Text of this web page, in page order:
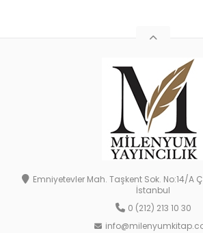
Emniyetevler Mah. Taşkent Sok. No:14/A
İstanbul
0 (212) 213 10 30